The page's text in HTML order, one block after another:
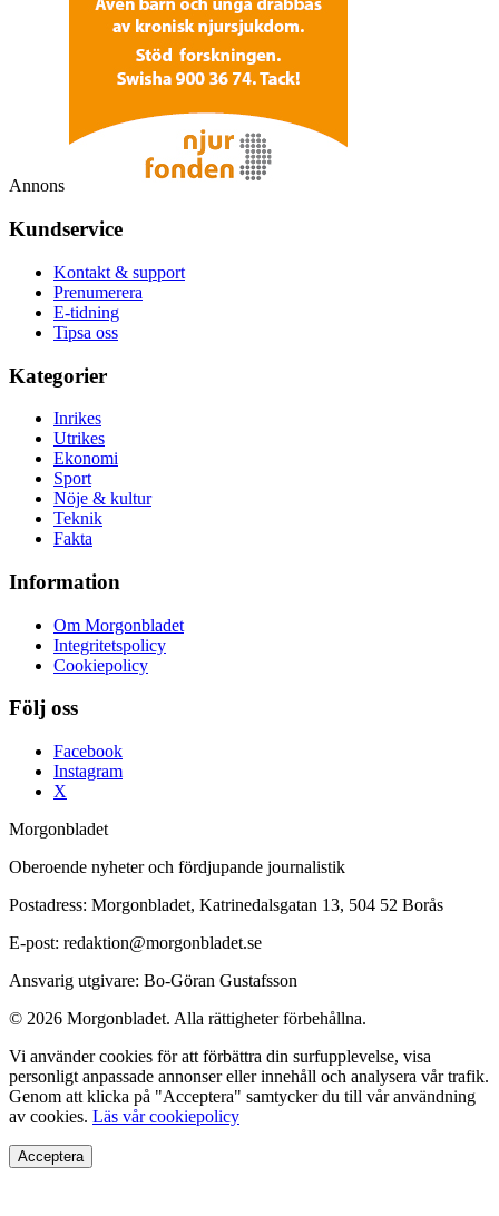
Annons
Kundservice
Kontakt & support
Prenumerera
E-tidning
Tipsa oss
Kategorier
Inrikes
Utrikes
Ekonomi
Sport
Nöje & kultur
Teknik
Fakta
Information
Om Morgonbladet
Integritetspolicy
Cookiepolicy
Följ oss
Facebook
Instagram
X
Morgonbladet
Oberoende nyheter och fördjupande journalistik
Postadress: Morgonbladet, Katrinedalsgatan 13, 504 52 Borås
E-post: redaktion@morgonbladet.se
Ansvarig utgivare: Bo-Göran Gustafsson
© 2026 Morgonbladet. Alla rättigheter förbehållna.
Vi använder cookies för att förbättra din surfupplevelse, visa
personligt anpassade annonser eller innehåll och analysera vår trafik.
Genom att klicka på "Acceptera" samtycker du till vår användning
av cookies. Läs vår cookiepolicy
Acceptera